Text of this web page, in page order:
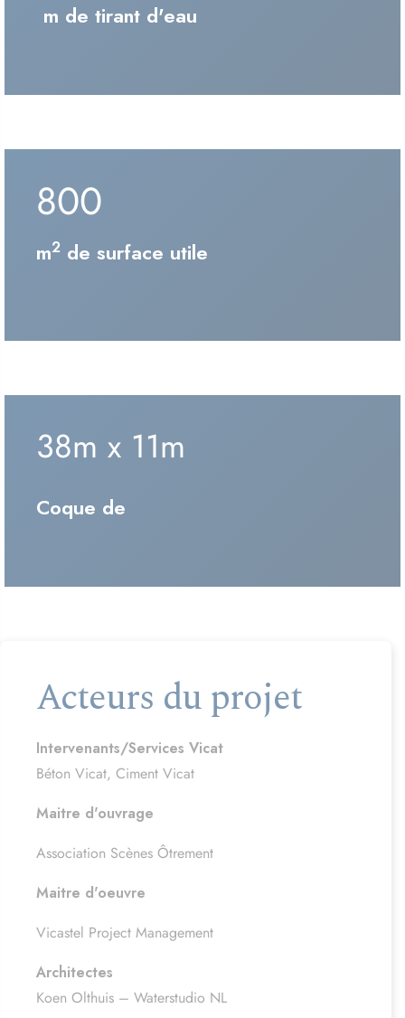
m de tirant d'eau
800
m2 de surface utile
38m x 11m
Coque de
Acteurs du projet
Intervenants/Services Vicat
Béton Vicat, Ciment Vicat
Maitre d'ouvrage
Association Scènes Ôtrement
Maitre d'oeuvre
Vicastel Project Management
Architectes
Koen Olthuis – Waterstudio NL